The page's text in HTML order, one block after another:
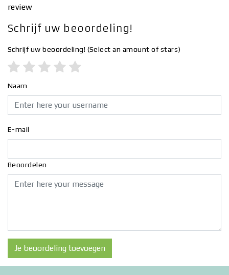
review
Schrijf uw beoordeling!
Schrijf uw beoordeling! (Select an amount of stars)
Naam
E-mail
Beoordelen
Je beoordeling toevoegen